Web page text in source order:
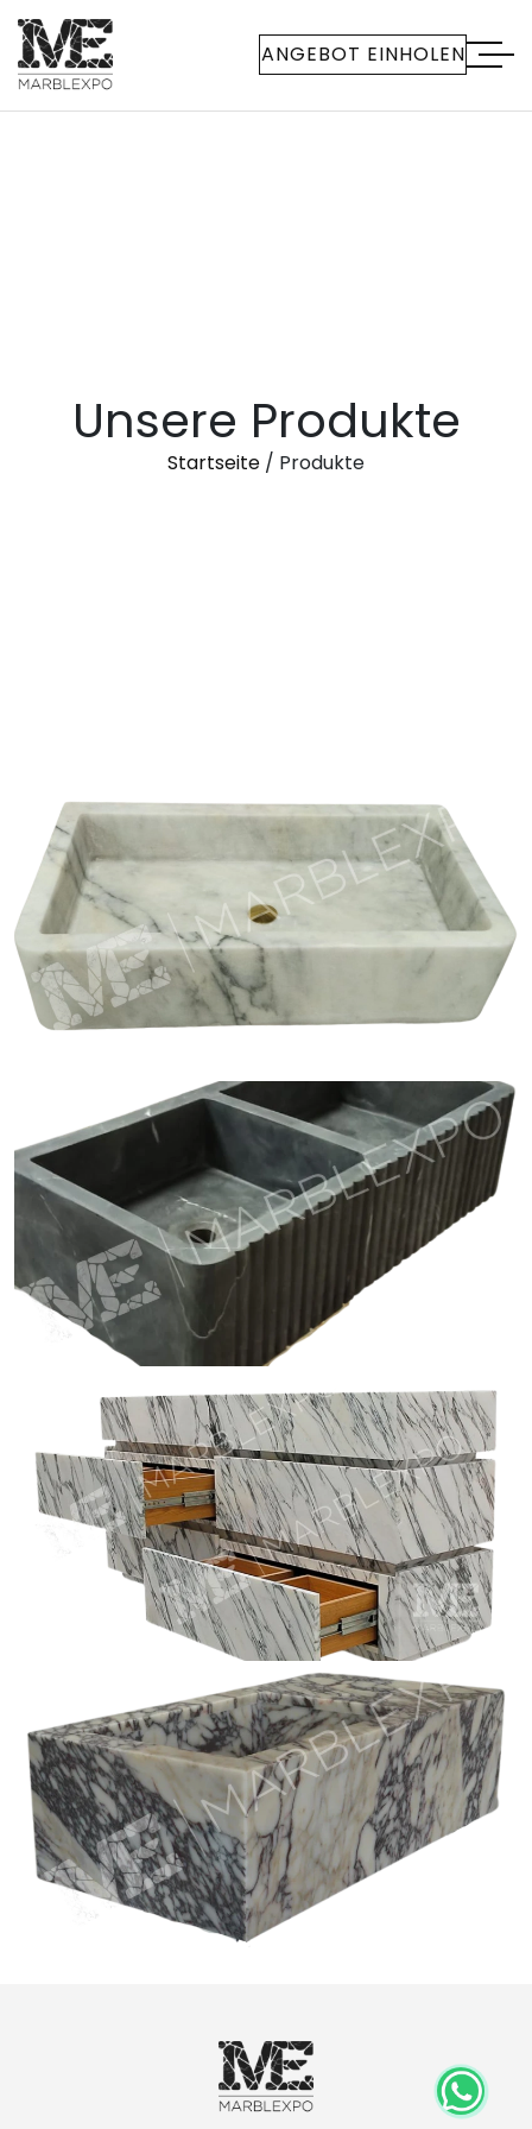
ANGEBOT EINHOLEN
Unsere Produkte
Startseite / Produkte
Carrara Marble Sink
Nero Marquina
Arabescato Marble Vanity